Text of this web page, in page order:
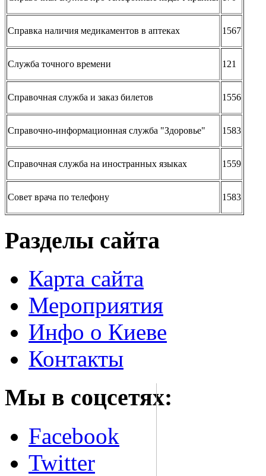
Справка наличия медикаментов в аптеках 1567
Служба точного времени 121
Справочная служба и заказ билетов 1556
Справочно-информационная служба "Здоровье" 1583
Справочная служба на иностранных языках 1559
Совет врача по телефону 1583
Разделы сайта
Карта сайта
Мероприятия
Инфо о Киеве
Контакты
Мы в соцсетях:
Facebook
Twitter